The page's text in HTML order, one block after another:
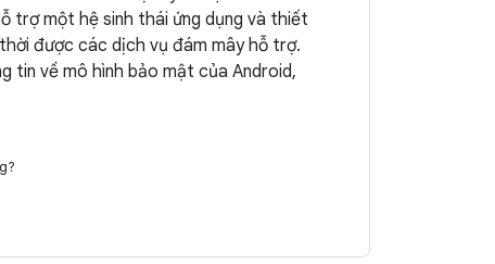
trợ một hệ sinh thái ứng dụng và thiết
được các dịch vụ đám mây hỗ trợ.
tin về mô hình bảo mật của Android,